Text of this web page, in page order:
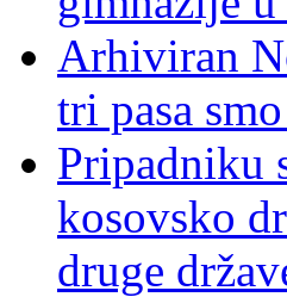
Arhiviran
tri pasa
Pripadniku
kosovsko
druge